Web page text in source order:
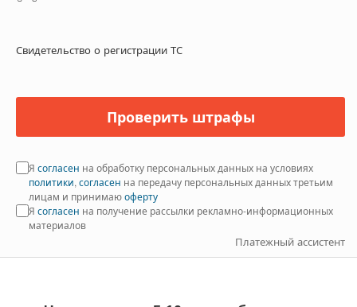
Свидетельство о регистрации ТС
Проверить штрафы
Я согласен на обработку персональных данных на условиях
политики, согласен на передачу персональных данных третьим
лицам и принимаюоферту
Я согласен на получение рассылки рекламно-информационных
материалов
Платежный ассистент